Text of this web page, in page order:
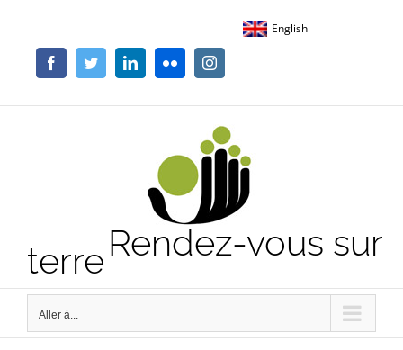
contenu
English
FacebookTwitterLinkedInFlickr Instagram
Rendez-vous sur
terre
Aller à...